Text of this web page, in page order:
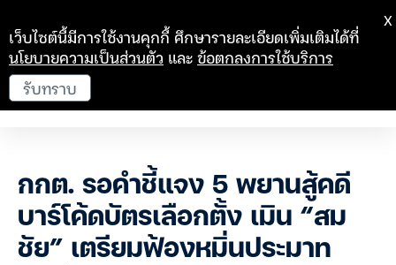
กกต. รอคำชี้แจง 5 พยานสู้คดี
บาร์โค้ดบัตรเลือกตั้ง เมิน “สม
ชัย” เตรียมฟ้องหมิ่นประมาท
เว็บไซต์นี้มีการใช้งานคุกกี้ ศึกษารายละเอียดเพิ่มเติมได้ที่
นโยบายความเป็นส่วนตัว และข้อตกลงการใช้บริการ
รับทราบ
X